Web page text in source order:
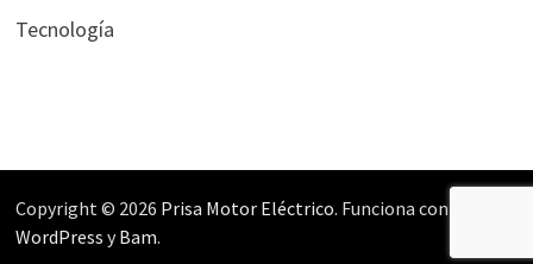
Tecnología
Copyright © 2026 Prisa Motor Eléctrico. Funciona con
WordPress yBam.